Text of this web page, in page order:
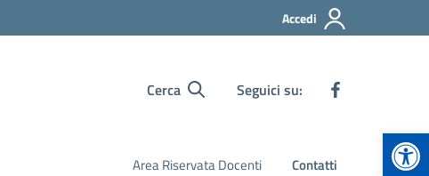
Accedi
Cerca Seguici su:
Area Riservata Docenti Contatti